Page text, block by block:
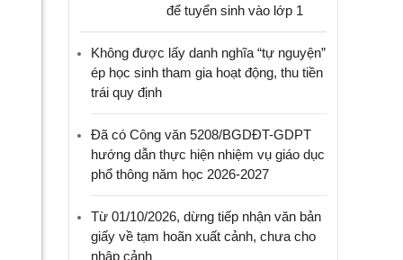
để tuyển sinh vào lớp 1
Không được lấy danh nghĩa “tự nguyện”
ép học sinh tham gia hoạt động, thu tiền
trái quy định
Đã có Công văn 5208/BGDĐT-GDPT
hướng dẫn thực hiện nhiệm vụ giáo dục
phổ thông năm học 2026-2027
Từ 01/10/2026, dừng tiếp nhận văn bản
giấy về tạm hoãn xuất cảnh, chưa cho
nhập cảnh